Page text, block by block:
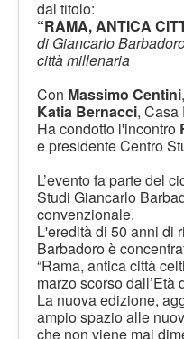
dal titolo:
“RAMA, ANTICA
di Giancarlo
città millenaria
Con Massimo Centini
Katia Bernacci, Casa
Ha condotto l'incontro
e presidente Centro
L’evento fa parte del
Studi Giancarlo
convenzionale.
L'eredità di 50 anni di
Barbadoro è
“Rama, antica città
marzo scorso dall’Età
La nuova edizione,
ampio spazio alle
che non viene mai